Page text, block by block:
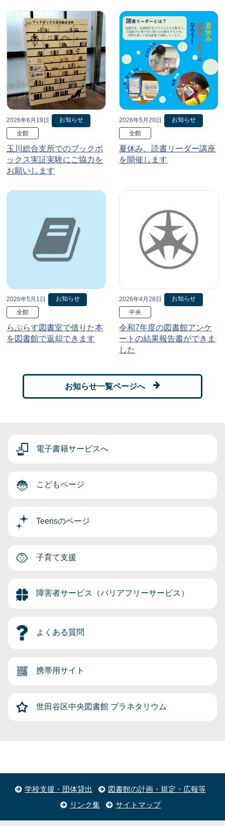
2026年6月19日
お知らせ
全館
玉川総合支所でのブックボ
ックス実証実験にご協力を
お願いします
2026年5月20日
お知らせ
全館
夏休み、読書リーダー講座
を開催します
2026年5月1日
お知らせ
全館
らぷらす図書室で借りた本
を図書館で返却できます
2026年4月28日
お知らせ
中央
令和7年度の図書館アンケ
ートの結果報告書ができま
した
お知らせ一覧ページへ
電子書籍サービスへ
こどもページ
Teensのページ
子育て支援
障害者サービス（バリアフリーサービス）
よくある質問
携帯用サイト
世田谷区中央図書館 プラネタリウム
学校支援・団体貸出
図書館の計画・規定・広報等
リンク集
サイトマップ